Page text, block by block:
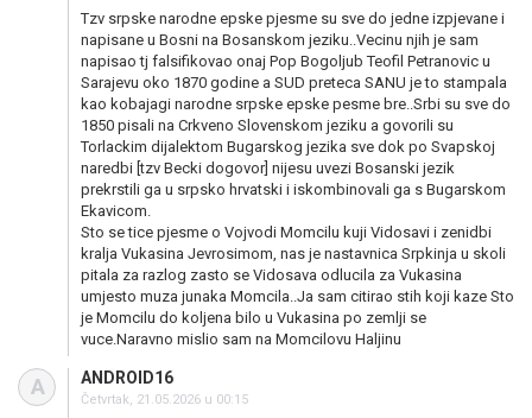
Tzv srpske narodne epske pjesme su sve do jedne izpjevane i
napisane u Bosni na Bosanskom jeziku..Vecinu njih je sam
napisao tj falsifikovao onaj Pop Bogoljub Teofil Petranovic u
Sarajevu oko 1870 godine a SUD preteca SANU je to stampala
kao kobajagi narodne srpske epske pesme bre..Srbi su sve do
1850 pisali na Crkveno Slovenskom jeziku a govorili su
Torlackim dijalektom Bugarskog jezika sve dok po Svapskoj
naredbi [tzv Becki dogovor] nijesu uvezi Bosanski jezik
prekrstili ga u srpsko hrvatski i iskombinovali ga s Bugarskom
Ekavicom.
Sto se tice pjesme o Vojvodi Momcilu kuji Vidosavi i zenidbi
kralja Vukasina Jevrosimom, nas je nastavnica Srpkinja u skoli
pitala za razlog zasto se Vidosava odlucila za Vukasina
umjesto muza junaka Momcila..Ja sam citirao stih koji kaze Sto
je Momcilu do koljena bilo u Vukasina po zemlji se
vuce.Naravno mislio sam na Momcilovu Haljinu
A ANDROID16
Četvrtak, 21.05.2026 u 00:15